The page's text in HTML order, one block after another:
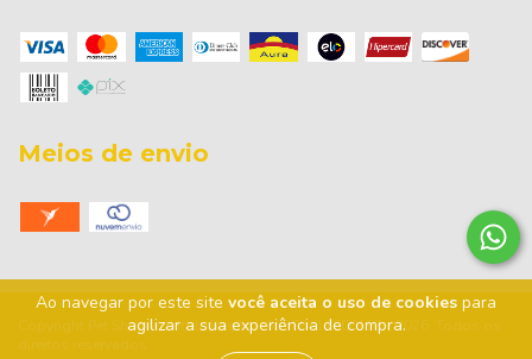
Ao navegar por este site você aceita o uso de cookies para
agilizar a sua experiência de compra.
Meios de envio
Copyright Pet Shop Point da Ração - 35589412000193 - 2026. Todos os
direitos reservados.